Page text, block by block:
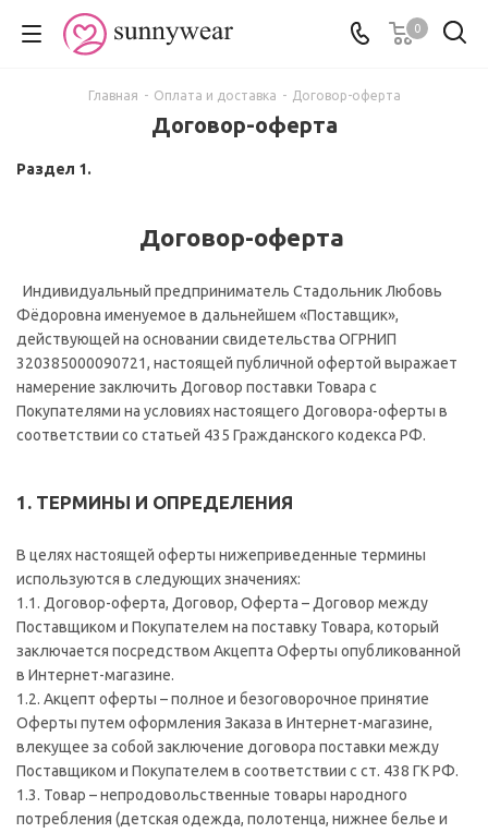
0
Главная - Оплата и доставка - Договор-оферта
Договор-оферта
Раздел 1.
Договор-оферта
Индивидуальный предприниматель Стадольник Любовь
Фёдоровна именуемое в дальнейшем «Поставщик»,
действующей на основании свидетельства ОГРНИП
320385000090721, настоящей публичной офертой выражает
намерение заключить Договор поставки Товара с
Покупателями на условиях настоящего Договора-оферты в
соответствии со статьей 435 Гражданского кодекса РФ.
1. ТЕРМИНЫ И ОПРЕДЕЛЕНИЯ
В целях настоящей оферты нижеприведенные термины
используются в следующих значениях:
1.1. Договор-оферта, Договор, Оферта – Договор между
Поставщиком и Покупателем на поставку Товара, который
заключается посредством Акцепта Оферты опубликованной
в Интернет-магазине.
1.2. Акцепт оферты – полное и безоговорочное принятие
Оферты путем оформления Заказа в Интернет-магазине,
влекущее за собой заключение договора поставки между
Поставщиком и Покупателем в соответствии с ст. 438 ГК РФ.
1.3. Товар – непродовольственные товары народного
потребления (детская одежда, полотенца, нижнее белье и